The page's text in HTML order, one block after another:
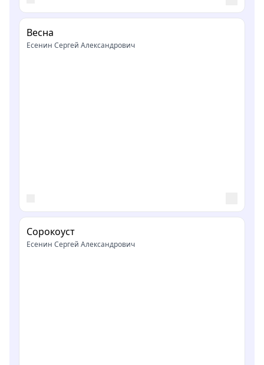
Весна
Есенин Сергей Александрович
Сорокоуст
Есенин Сергей Александрович